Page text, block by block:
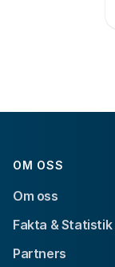
OM OSS
Om oss
Fakta & Statistik
Partners